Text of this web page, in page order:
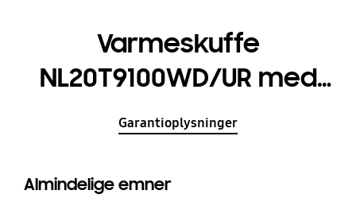
Varmeskuffe
NL20T9100WD/UR med
Keep Warm 25 L
Garantioplysninger
Almindelige emner